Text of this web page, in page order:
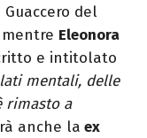
del
Eleonora
e intitolato
mentali, delle
rimasto a
anche la ex